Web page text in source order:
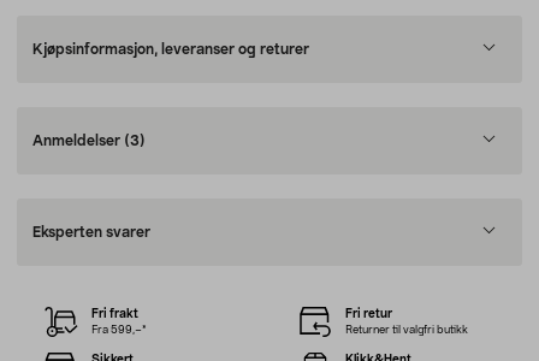
Kjøpsinformasjon, leveranser og returer
Anmeldelser (3)
Eksperten svarer
Fri frakt
Fra 599,–*
Fri retur
Returner til valgfri butikk